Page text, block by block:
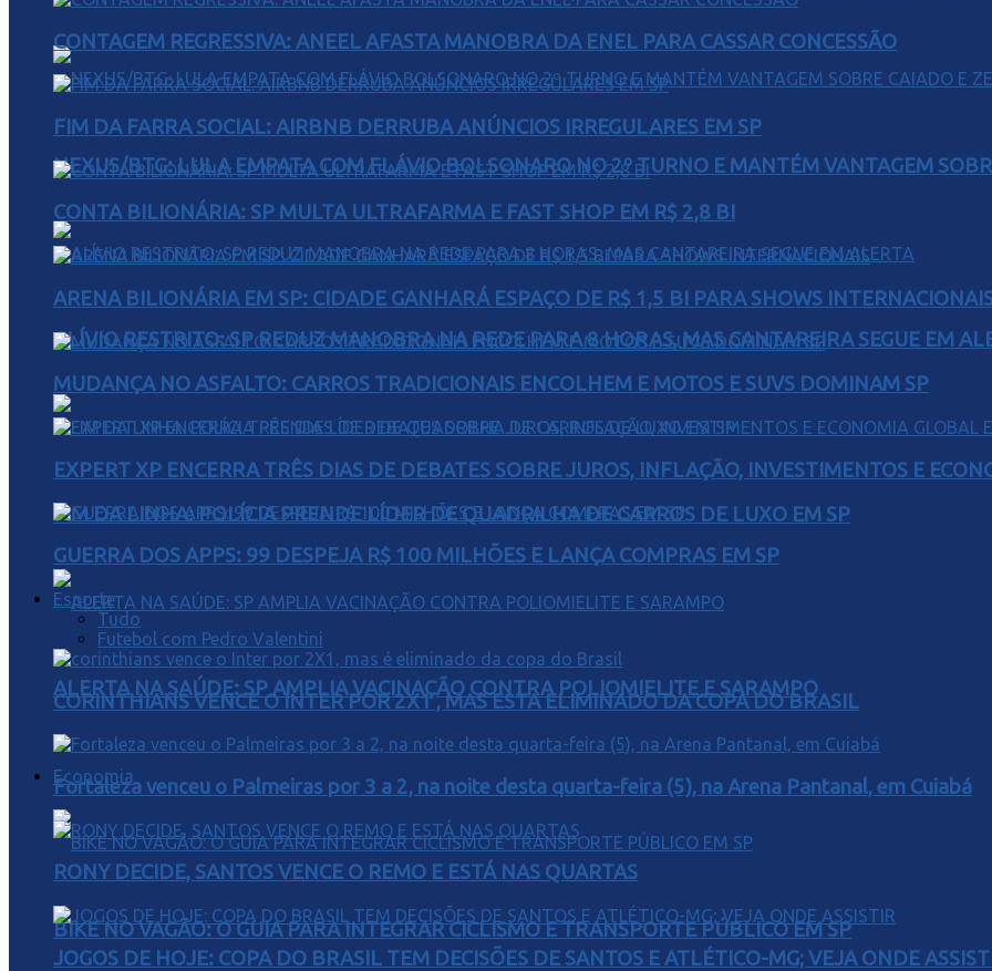
NEXUS/BTG: LULA EMPATA COM FLÁVIO BOLSONARO NO 2º TURNO E MANTÉM VANTAGEM
ALÍVIO RESTRITO: SP REDUZ MANOBRA NA REDE PARA 8 HORAS, MAS CANTAREIRA SEGUE EM
FIM DA LINHA: POLÍCIA PRENDE LÍDER DE QUADRILHA DE CARROS DE LUXO EM SP
ALERTA NA SAÚDE: SP AMPLIA VACINAÇÃO CONTRA POLIOMIELITE E SARAMPO
Economia
BIKE NO VAGÃO: O GUIA PARA INTEGRAR CICLISMO E TRANSPORTE PÚBLICO EM SP
CONTAGEM REGRESSIVA: ANEEL AFASTA MANOBRA DA ENEL PARA CASSAR CONCESSÃO
FIM DA FARRA SOCIAL: AIRBNB DERRUBA ANÚNCIOS IRREGULARES EM SP
CONTA BILIONÁRIA: SP MULTA ULTRAFARMA E FAST SHOP EM R$ 2,8 BI
ARENA BILIONÁRIA EM SP: CIDADE GANHARÁ ESPAÇO DE R$ 1,5 BI PARA SHOWS
MUDANÇA NO ASFALTO: CARROS TRADICIONAIS ENCOLHEM E MOTOS E SUVS DOMINAM SP
EXPERT XP ENCERRA TRÊS DIAS DE DEBATES SOBRE JUROS, INFLAÇÃO, INVESTIMENTOS E
GUERRA DOS APPS: 99 DESPEJA R$ 100 MILHÕES E LANÇA COMPRAS EM SP
Esporte
Tudo
Futebol com Pedro Valentini
CORINTHIANS VENCE O INTER POR 2X1 , MAS ESTA ELIMINADO DA COPA DO BRASIL
Fortaleza venceu o Palmeiras por 3 a 2, na noite desta quarta-feira (5), na Arena Pantanal, em Cuiabá
RONY DECIDE, SANTOS VENCE O REMO E ESTÁ NAS QUARTAS
JOGOS DE HOJE: COPA DO BRASIL TEM DECISÕES DE SANTOS E ATLÉTICO-MG; VEJA ONDE